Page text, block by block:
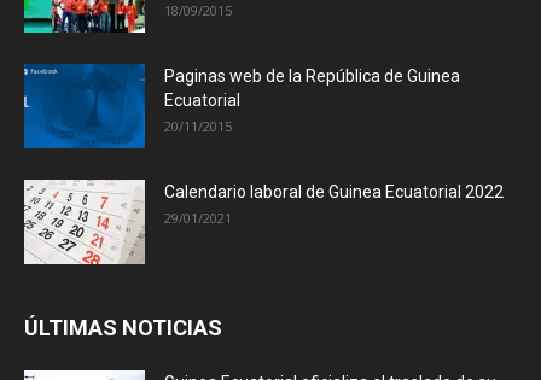
18/09/2015
Paginas web de la República de Guinea
Ecuatorial
20/11/2015
Calendario laboral de Guinea Ecuatorial 2022
29/01/2021
ÚLTIMAS NOTICIAS